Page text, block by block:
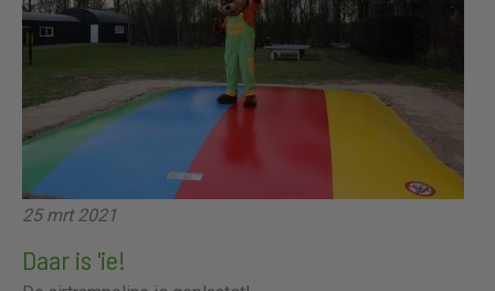
25 mrt 2021
Daar is 'ie!